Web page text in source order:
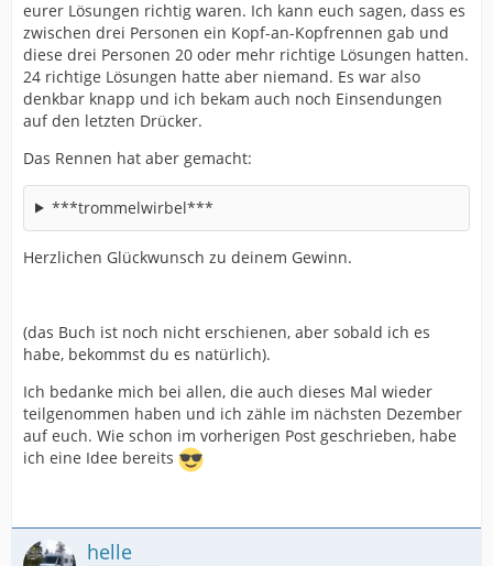
eurer Lösungen richtig waren. Ich kann euch sagen, dass es
zwischen drei Personen ein Kopf-an-Kopfrennen gab und
diese drei Personen 20 oder mehr richtige Lösungen hatten.
24 richtige Lösungen hatte aber niemand. Es war also
denkbar knapp und ich bekam auch noch Einsendungen
auf den letzten Drücker.
Das Rennen hat aber gemacht:
***trommelwirbel***
Herzlichen Glückwunsch zu deinem Gewinn.
(das Buch ist noch nicht erschienen, aber sobald ich es
habe, bekommst du es natürlich).
Ich bedanke mich bei allen, die auch dieses Mal wieder
teilgenommen haben und ich zähle im nächsten Dezember
auf euch. Wie schon im vorherigen Post geschrieben, habe
ich eine Idee bereits
helle